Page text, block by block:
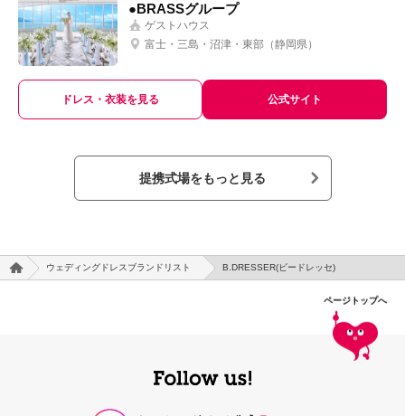
●BRASSグループ
ゲストハウス
富士・三島・沼津・東部（静岡県）
ドレス・衣装を見る 公式サイト
提携式場をもっと見る
ウェディングドレスブランドリスト B.DRESSER(ビードレッセ)
ページトップへ